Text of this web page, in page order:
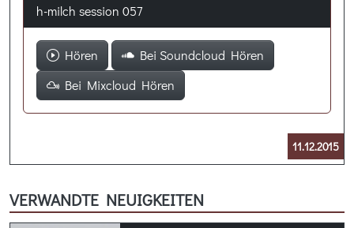
h-milch session 057
Hören
Bei Soundcloud Hören
Bei Mixcloud Hören
11.12.2015
VERWANDTE NEUIGKEITEN